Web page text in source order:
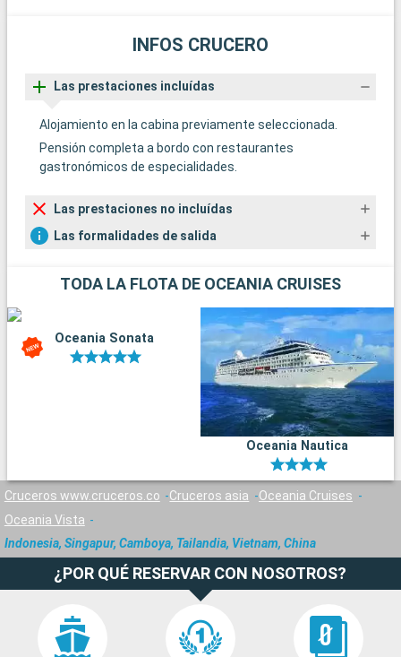
INFOS CRUCERO
Las prestaciones incluídas
Alojamiento en la cabina previamente seleccionada.
Pensión completa a bordo con restaurantes
gastronómicos de especialidades.
Las prestaciones no incluídas
Las formalidades de salida
TODA LA FLOTA DE OCEANIA CRUISES
Oceania Sonata
Oceania Nautica
Cruceros www.cruceros.co Cruceros asia
Oceania Cruises
Oceania Vista
Indonesia, Singapur, Camboya, Tailandia, Vietnam, China
¿POR QUÉ RESERVAR CON NOSOTROS?